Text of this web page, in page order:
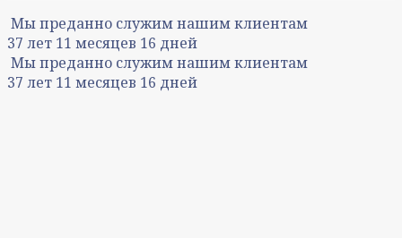
Мы преданно служим нашим клиентам
37 лет 11 месяцев 16 дней
Мы преданно служим нашим клиентам
37 лет 11 месяцев 16 дней